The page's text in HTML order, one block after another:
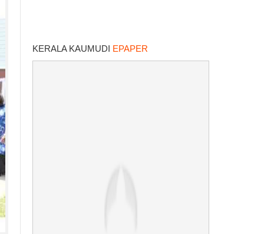
KERALA KAUMUDI EPAPER